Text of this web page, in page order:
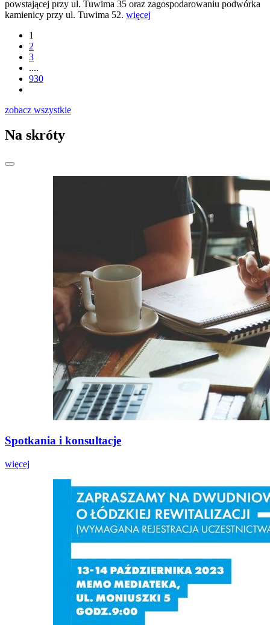
powstającej przy ul. Tuwima 35 oraz zagospodarowaniu podwórka
kamienicy przy ul. Tuwima 52. więcej
1
2
3
....
930
zobacz wszystkie
Na skróty
Spotkania i konsultacje
więcej